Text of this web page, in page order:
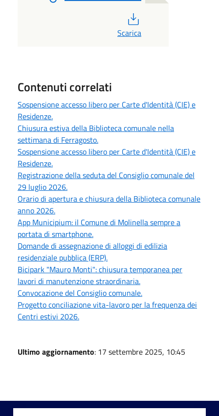
Scarica
Contenuti correlati
Sospensione accesso libero per Carte d'Identità (CIE) e
Residenze.
Chiusura estiva della Biblioteca comunale nella
settimana di Ferragosto.
Sospensione accesso libero per Carte d'Identità (CIE) e
Residenze.
Registrazione della seduta del Consiglio comunale del
29 luglio 2026.
Orario di apertura e chiusura della Biblioteca comunale
anno 2026.
App Municipium: il Comune di Molinella sempre a
portata di smartphone.
Domande di assegnazione di alloggi di edilizia
residenziale pubblica (ERP).
Bicipark "Mauro Monti": chiusura temporanea per
lavori di manutenzione straordinaria.
Convocazione del Consiglio comunale.
Progetto conciliazione vita-lavoro per la frequenza dei
Centri estivi 2026.
Ultimo aggiornamento: 17 settembre 2025, 10:45